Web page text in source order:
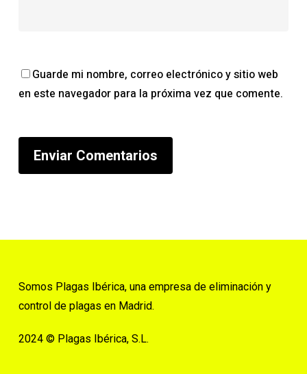
Guarde mi nombre, correo electrónico y sitio web
en este navegador para la próxima vez que comente.
Somos Plagas Ibérica, una empresa de eliminación y
control de plagas en Madrid.
2024 © Plagas Ibérica, S.L.